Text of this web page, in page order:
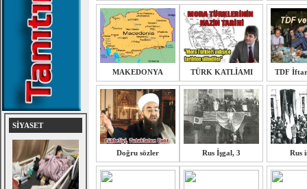
SİYASET
MAKEDONYA TÜRK KATLİAMI TDF
Doğru sözler Rus İşgal, 3 Rus